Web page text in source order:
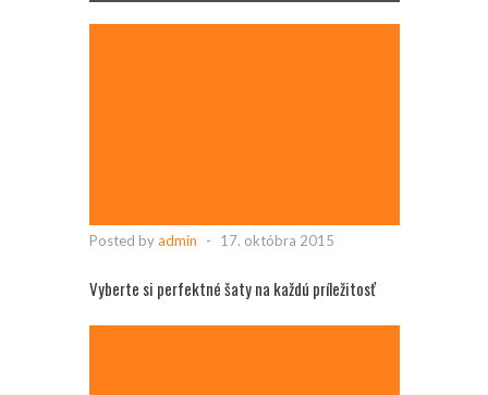
Posted byadmin - 17. októbra 2015
Vyberte si perfektné šaty na každú príležitosť